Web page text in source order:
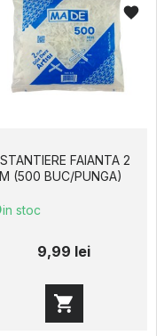
FAIANTA 2
(500 BUC/PUNGA)
in stoc
9,99 lei